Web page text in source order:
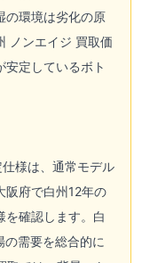
の環境は劣化の原
ノンエイジ 買取価
定しているボト
様は、通常モデル
阪府で白州12年の
を確認します。白
需要を総合的に